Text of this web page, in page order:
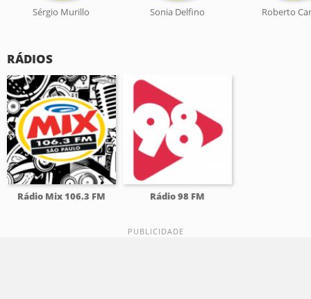
Sérgio Murillo Sonia Delfino Roberto
RÁDIOS
Rádio Mix 106.3 FM Rádio 98 FM